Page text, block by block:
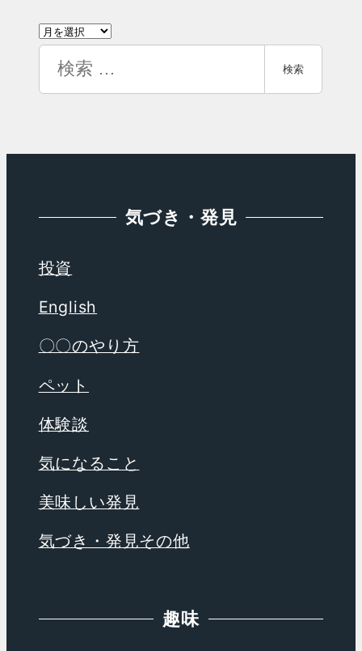
リ
ア
検索
気づき・発見
投資
English
〇〇のやり方
ペット
体験談
気になること
美味しい発見
気づき・発見その他
趣味